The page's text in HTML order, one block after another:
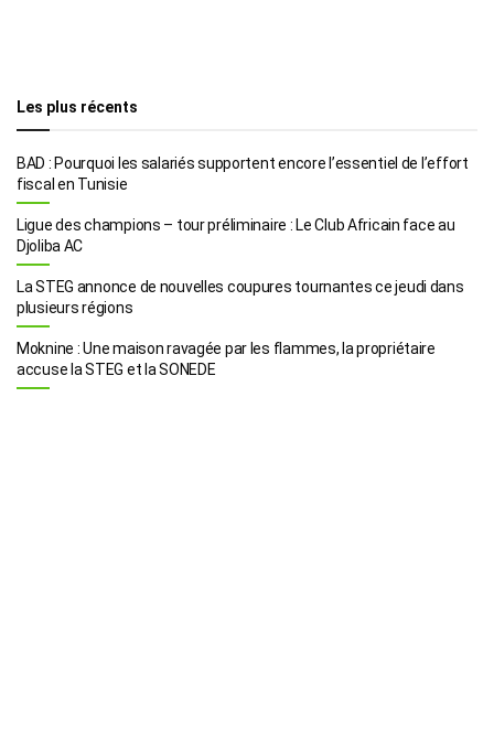
Les plus récents
BAD : Pourquoi les salariés supportent encore l’essentiel de l’effort
fiscal en Tunisie
Ligue des champions – tour préliminaire : Le Club Africain face au
Djoliba AC
La STEG annonce de nouvelles coupures tournantes ce jeudi dans
plusieurs régions
Moknine : Une maison ravagée par les flammes, la propriétaire
accuse la STEG et la SONEDE